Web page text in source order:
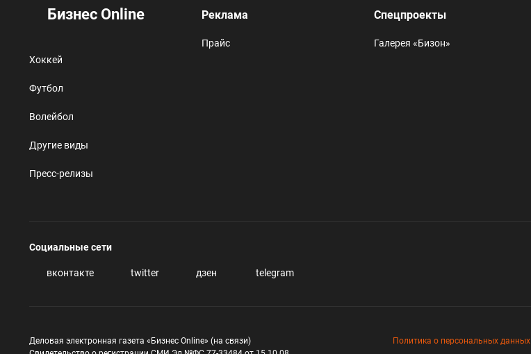
Бизнес Online
Хоккей
Футбол
Волейбол
Другие виды
Пресс-релизы
Реклама
Прайс
Спецпроекты
Галерея «Бизон»
Социальные сети
вконтакте twitter дзен telegram
Деловая электронная газета «Бизнес Online» (на связи)
Политика о персональных данных